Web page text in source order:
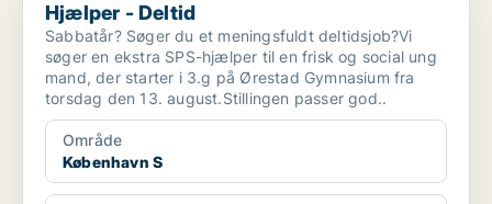
Hjælper - Deltid
Sabbatår? Søger du et meningsfuldt deltidsjob?Vi
søger en ekstra SPS-hjælper til en frisk og social ung
mand, der starter i 3.g på Ørestad Gymnasium fra
torsdag den 13. august.Stillingen passer god..
Område
København S